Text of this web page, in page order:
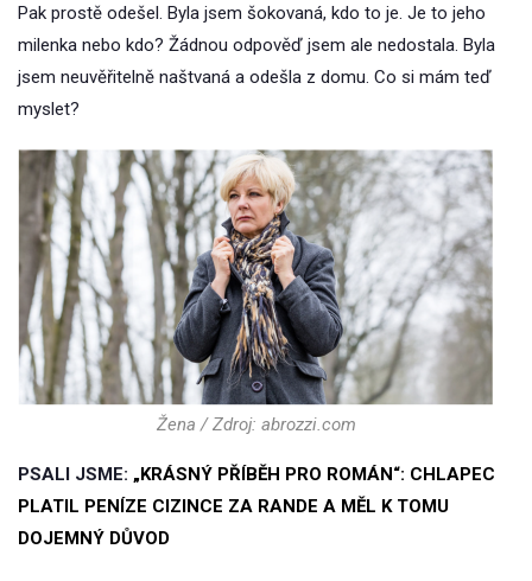
Pak prostě odešel. Byla jsem šokovaná, kdo to je. Je to jeho
milenka nebo kdo? Žádnou odpověď jsem ale nedostala. Byla
jsem neuvěřitelně naštvaná a odešla z domu. Co si mám teď
myslet?
Žena / Zdroj: abrozzi.com
PSALI JSME: „KRÁSNÝ PŘÍBĚH PRO ROMÁN“: CHLAPEC
PLATIL PENÍZE CIZINCE ZA RANDE A MĚL K TOMU
DOJEMNÝ DŮVOD